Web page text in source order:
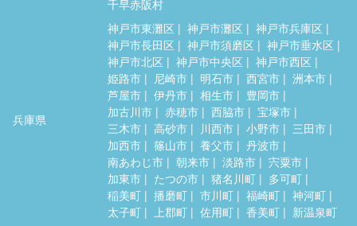
千早赤阪村
兵庫県
神戸市東灘区 神戸市灘区
神戸市兵庫区
神戸市長田区
神戸市須磨区
神戸市垂水区
神戸市北区
神戸市中央区
神戸市西区
姫路市
尼崎市 明石市 西宮市
洲本市
芦屋市
伊丹市 相生市
豊岡市
加古川市
赤穂市 西脇市
宝塚市
三木市
高砂市 川西市 小野市
三田市
加西市
篠山市 養父市
丹波市
南あわじ市
朝来市 淡路市
宍粟市
加東市
たつの市 猪名川町
多可町
稲美町
播磨町 市川町 福崎町
神河町
太子町
上郡町 佐用町 香美町 新温泉町